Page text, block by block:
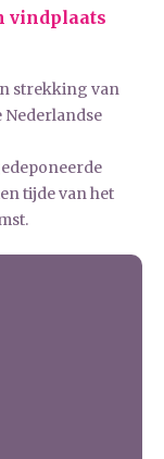
vindplaats
strekking van
Nederlandse
tijde van het